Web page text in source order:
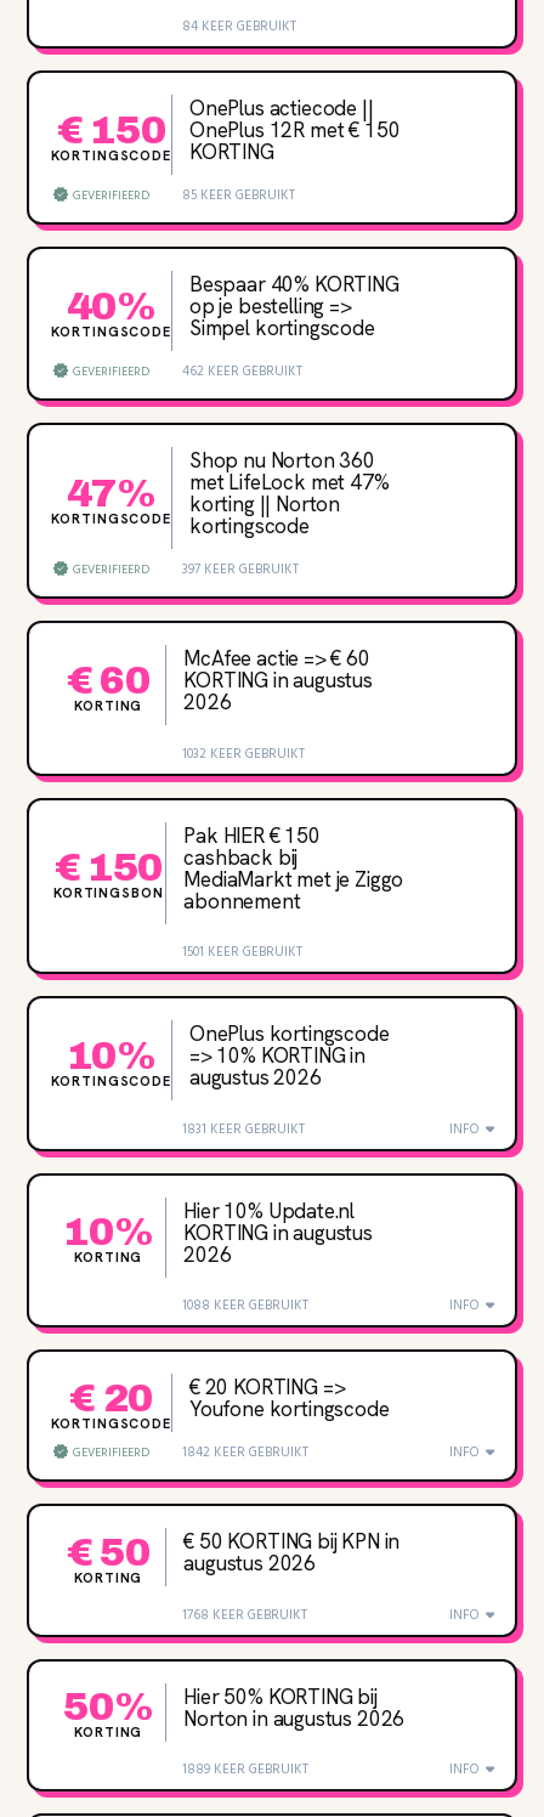
84 KEER GEBRUIKT
€ 150
KORTINGSCODE
OnePlus actiecode ||
OnePlus 12R met € 150
KORTING
GEVERIFIEERD 85 KEER GEBRUIKT
40%
KORTINGSCODE
Bespaar 40‌% KORTING
op je bestelling =>
Simpel kortingscode
GEVERIFIEERD 462 KEER GEBRUIKT
47%
KORTINGSCODE
Shop nu Norton 360
met LifeLock met 47‌%
korting || Norton
kortingscode
GEVERIFIEERD 397 KEER GEBRUIKT
€ 60
KORTING
McAfee actie => € 60
KORTING in augustus
2026
1032 KEER GEBRUIKT
€ 150
KORTINGSBON
Pak HIER € 150
cashback bij
MediaMarkt met je Ziggo
abonnement
1501 KEER GEBRUIKT
10%
KORTINGSCODE
OnePlus kortingscode
=> 10% KORTING in
augustus 2026
1831 KEER GEBRUIKT INFO
10%
KORTING
Hier 10% Update.nl
KORTING in augustus
2026
1088 KEER GEBRUIKT INFO
€ 20
KORTINGSCODE
€ 20 KORTING =>
Youfone kortingscode
GEVERIFIEERD 1842 KEER GEBRUIKT INFO
€ 50
KORTING
€ 50 KORTING bij KPN in
augustus 2026
1768 KEER GEBRUIKT INFO
50%
KORTING
Hier 50% KORTING bij
Norton in augustus 2026
1889 KEER GEBRUIKT INFO